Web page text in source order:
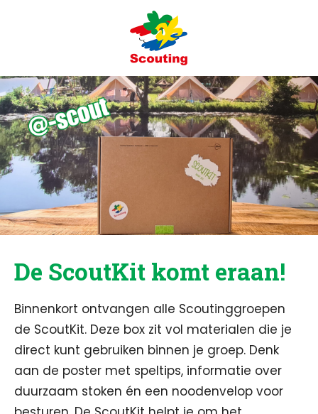
De ScoutKit komt eraan!
Binnenkort ontvangen alle Scoutinggroepen
de ScoutKit. Deze box zit vol materialen die je
direct kunt gebruiken binnen je groep. Denk
aan de poster met speltips, informatie over
duurzaam stoken én een noodenvelop voor